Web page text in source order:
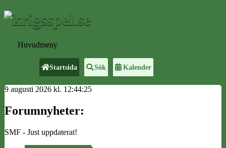
Huvudmeny
Startsida Sök Kalender
9 augusti 2026 kl. 12:44:25
Forumnyheter:
SMF - Just uppdaterat!